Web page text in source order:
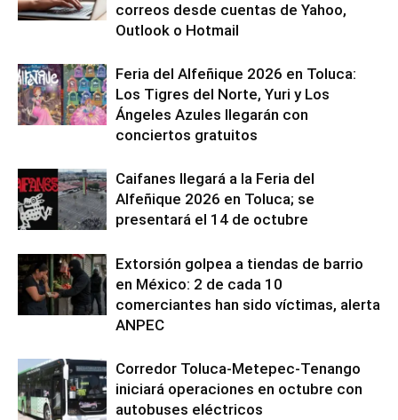
correos desde cuentas de Yahoo,
Outlook o Hotmail
Feria del Alfeñique 2026 en Toluca:
Los Tigres del Norte, Yuri y Los
Ángeles Azules llegarán con
conciertos gratuitos
Caifanes llegará a la Feria del
Alfeñique 2026 en Toluca; se
presentará el 14 de octubre
Extorsión golpea a tiendas de barrio
en México: 2 de cada 10
comerciantes han sido víctimas, alerta
ANPEC
Corredor Toluca-Metepec-Tenango
iniciará operaciones en octubre con
autobuses eléctricos